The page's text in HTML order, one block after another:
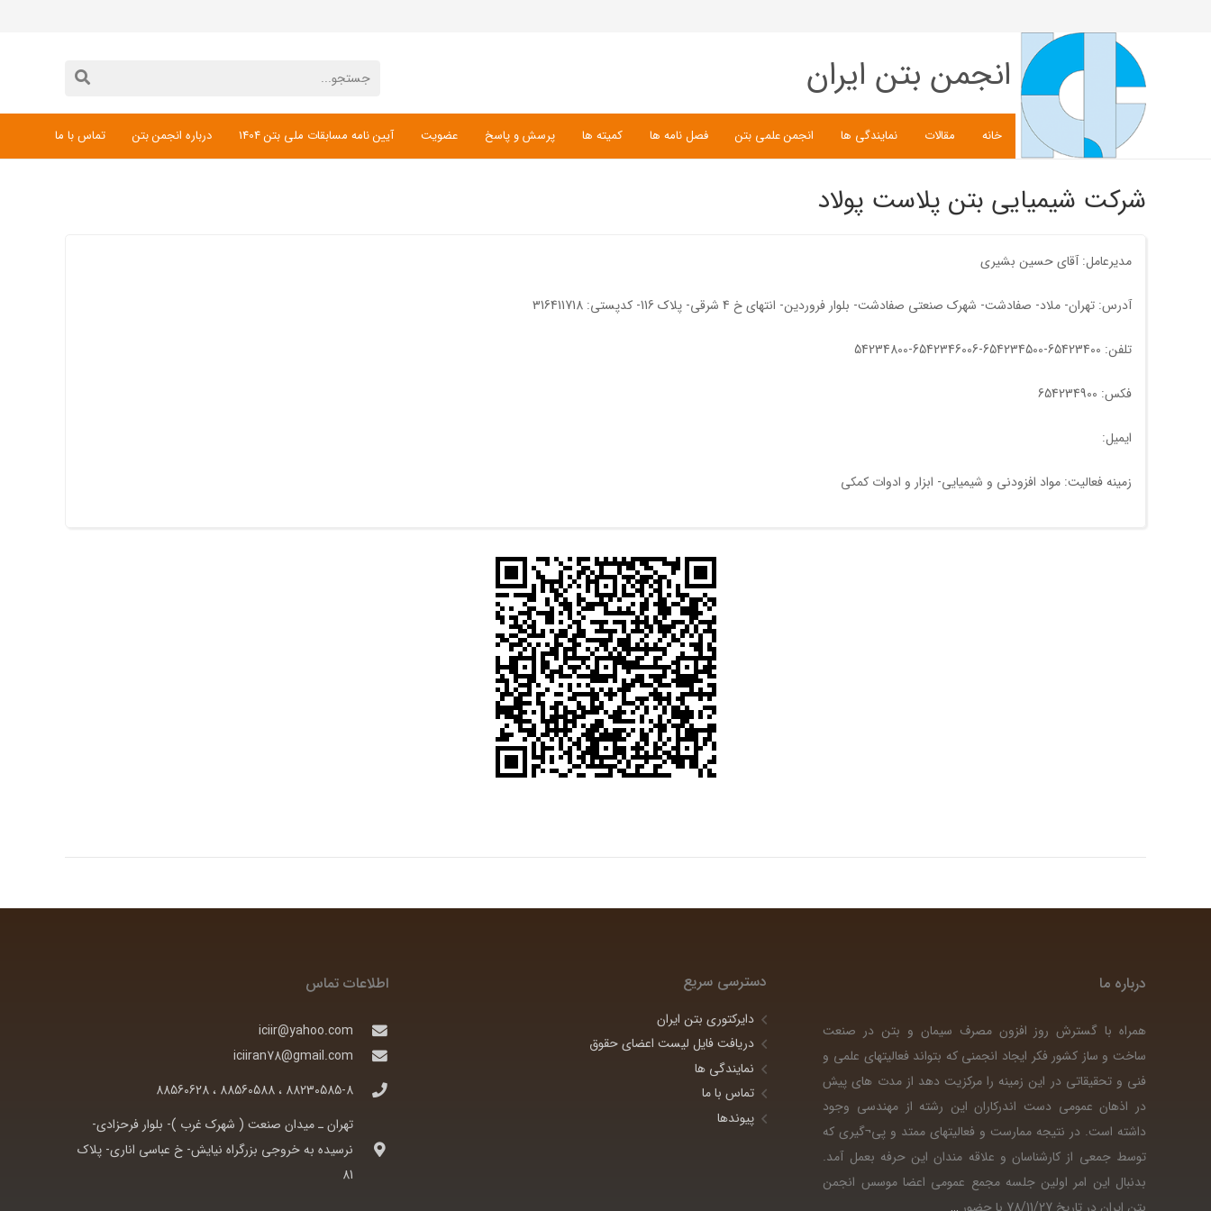
انجمن بتن ایران
خانه مقالات نمایندگی ها انجمن علمی بتن فصل نامه ها کمیته ها پرسش و پاسخ عضویت آیین نامه مسابقات ملی بتن 1404 درباره انجمن بتن تماس با ما
شرکت شیمیایی بتن پلاست پولاد
مدیرعامل: آقای حسین بشیری
آدرس: تهران- ملاد- صفادشت- شهرک صنعتی صفادشت- بلوار فروردين- انتهای خ 4 شرقی- پلاک 116- کدپستی: 316411718
تلفن: 65423400-654234500-6542346006-54234800
فکس: 654234900
ایمیل:
زمینه فعالیت: مواد افزودنی و شيميايی- ابزار و ادوات کمکی
درباره ما
همراه با گسترش روز افزون مصرف سیمان و بتن در صنعت
ساخت و ساز کشور فکر ایجاد انجمنی که بتواند فعالیتهای علمی و
فنی و تحقیقاتی در این زمینه را مرکزیت دهد از مدت های پیش
در اذهان عمومی دست اندرکاران این رشته از مهندسی وجود
داشته است. در نتیجه ممارست و فعالیتهای ممتد و پی¬گیری که
توسط جمعی از کارشناسان و علاقه مندان این حرفه بعمل آمد.
بدنبال این امر اولین جلسه مجمع عمومی اعضا موسس انجمن
دسترسی سریع
دایرکتوری بتن ایران
دریافت فایل لیست اعضای حقوق
نمایندگی ها
تماس با ما
پیوندها
اطلاعات تماس
iciir@yahoo.com
iciiran78@gmail.com
88230585-8 ، 88560588 ، 88560628
تهران ـ ميدان صنعت ( شهرک غرب )- بلوار فرحزادی-
نرسيده به خروجی بزرگراه نيايش- خ عباسی اناری- پلاک
81